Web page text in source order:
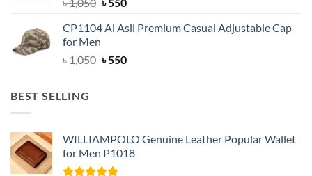
was: is:
CP1104 Al Asil Premium Casual Adjustable Cap
for Men
৳1,050 Original
৳550Current
BEST SELLING
WILLIAMPOLO Genuine Leather Popular Wallet
for Men P1018